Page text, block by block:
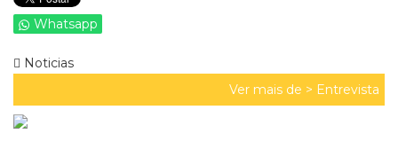
Whatsapp
Noticias
Ver mais de > Entrevista